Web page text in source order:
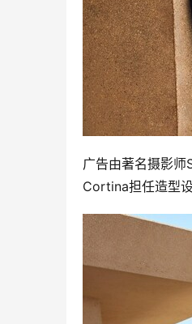
广告由著名摄影
Cortina担任造型设